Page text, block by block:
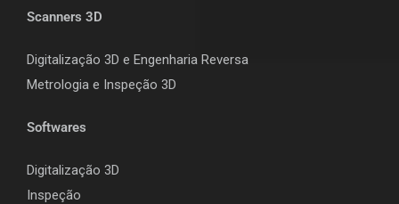
Scanners 3D
Digitalização 3D e Engenharia Reversa
Metrologia e Inspeção 3D
Softwares
Digitalização 3D
Inspeção